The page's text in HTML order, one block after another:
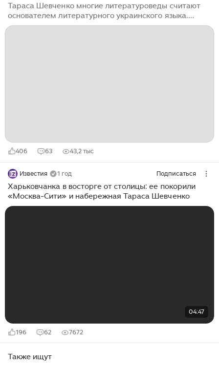
Тараса Шевченко многие литературоведы считают
основателем литературного украинского языка.
«Солнце украинской поэзии» в отличие от солнца
406 63 43,2 тыс
Известия 1 год Подписаться
Харьковчанка в восторге от столицы: ее покорили
«Москва-Сити» и набережная Тараса Шевченко
04:47
196 62 7672
Также ищут